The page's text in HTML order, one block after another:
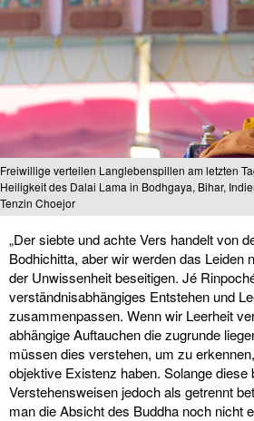
Freiwillige verteilen Langlebenspillen am letzten
Heiligkeit des Dalai Lama in Bodhgaya, Bihar,
Tenzin Choejor
„Der siebte und achte Vers handelt von
Bodhichitta, aber wir werden das Leiden
der Unwissenheit beseitigen. Jé
verständnisabhängiges Entstehen und
zusammenpassen. Wenn wir Leerheit
abhängige Auftauchen die zugrunde
müssen dies verstehen, um zu
objektive Existenz haben. Solange diese
Verstehensweisen jedoch als getrennt
man die Absicht des Buddha noch nicht